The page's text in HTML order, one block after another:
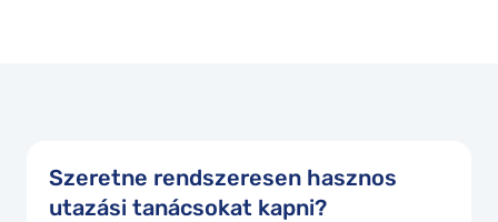
Szeretne rendszeresen hasznos
utazási tanácsokat kapni?